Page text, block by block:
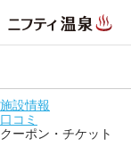
施設情報
口コミ
クーポン・チケット